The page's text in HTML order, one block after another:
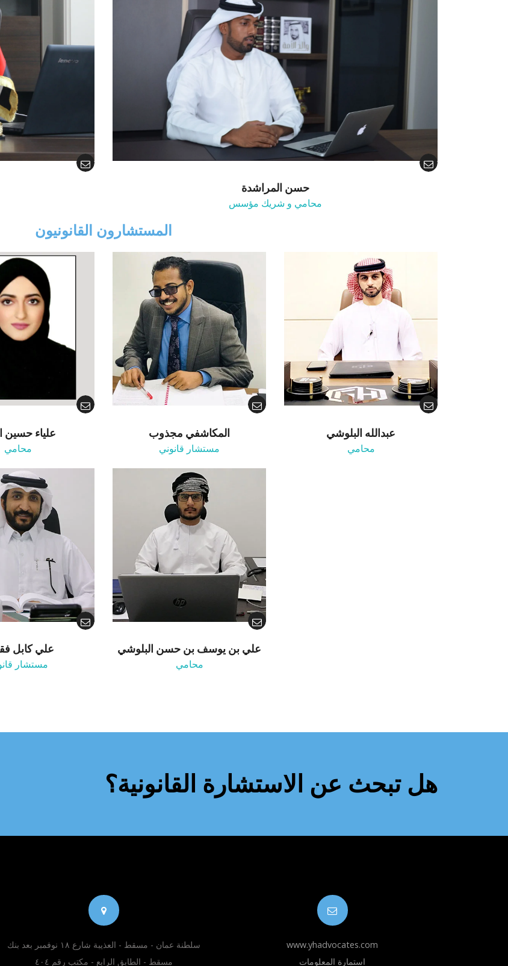
حسن المراشدة
محامي و شريك مؤسس
المستشارون القانونيون
علياء حسين
محامي
المكاشفي مجذوب
مستشار قانوني
عبدالله البلوشي
محامي
علي كابل
مستشار
علي بن يوسف بن حسن البلوشي
محامي
هل تبحث عن الاستشارة القانونية؟
سلطنة عمان - مسقط - العذيبة شارع ١٨ نوفمبر بعد بنك
مسقط - الطابق الرابع - مكتب رقم ٤٠٤
www.yhadvocates.com
استمارة المعلومات